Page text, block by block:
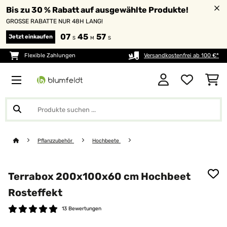
Bis zu 30 % Rabatt auf ausgewählte Produkte!
GROSSE RABATTE NUR 48H LANG!
Jetzt einkaufen 07 S 45 M 56 S
Flexible Zahlungen Versandkostenfrei ab 100 €*
Pflanzzubehör Hochbeete
Terrabox 200x100x60 cm Hochbeet
Rosteffekt
13 Bewertungen